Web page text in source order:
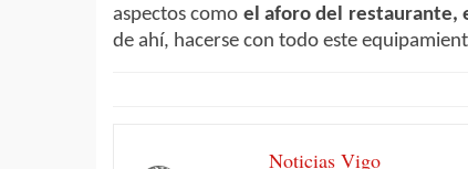
aspectos como el aforo del restaurante,
de ahí, hacerse con todo este
Noticias Vigo